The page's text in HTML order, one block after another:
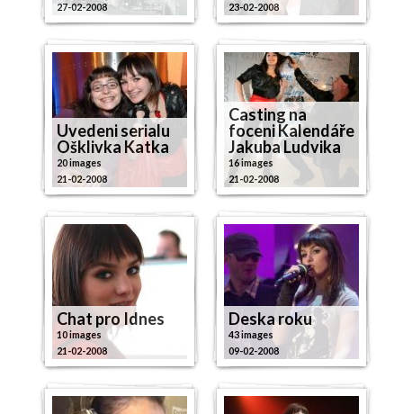
27-02-2008
23-02-2008
Uvedeni serialu
Ošklivka Katka
20 images
21-02-2008
Casting na
foceni Kalendáře
Jakuba Ludvika
16 images
21-02-2008
Chat pro Idnes
10 images
21-02-2008
Deska roku
43 images
09-02-2008